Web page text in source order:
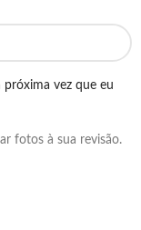
próxima vez que eu
fotos à sua revisão.